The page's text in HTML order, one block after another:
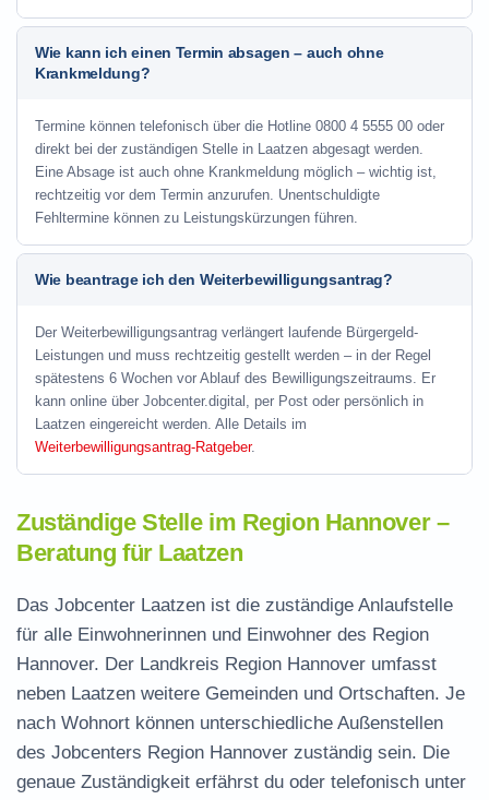
Wie kann ich einen Termin absagen – auch ohne
Krankmeldung?
Termine können telefonisch über die Hotline 0800 4 5555 00 oder
direkt bei der zuständigen Stelle in Laatzen abgesagt werden.
Eine Absage ist auch ohne Krankmeldung möglich – wichtig ist,
rechtzeitig vor dem Termin anzurufen. Unentschuldigte
Fehltermine können zu Leistungskürzungen führen.
Wie beantrage ich den Weiterbewilligungsantrag?
Der Weiterbewilligungsantrag verlängert laufende Bürgergeld-
Leistungen und muss rechtzeitig gestellt werden – in der Regel
spätestens 6 Wochen vor Ablauf des Bewilligungszeitraums. Er
kann online über Jobcenter.digital, per Post oder persönlich in
Laatzen eingereicht werden. Alle Details im
Weiterbewilligungsantrag-Ratgeber.
Zuständige Stelle im Region Hannover –
Beratung für Laatzen
Das Jobcenter Laatzen ist die zuständige Anlaufstelle
für alle Einwohnerinnen und Einwohner des Region
Hannover. Der Landkreis Region Hannover umfasst
neben Laatzen weitere Gemeinden und Ortschaften. Je
nach Wohnort können unterschiedliche Außenstellen
des Jobcenters Region Hannover zuständig sein. Die
genaue Zuständigkeit erfährst du oder telefonisch unter